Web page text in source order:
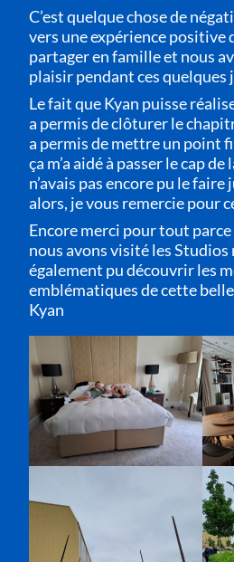
C’est quelque chose de
vers une expérience positive
partager en famille et nous
plaisir pendant ces quelques
Le fait que Kyan puisse
a permis de clôturer le
a permis de mettre un point
ça m’a aidé à passer le cap
n’avais pas encore pu le faire
alors, je vous remercie pour
Encore merci pour tout
nous avons visité les Studios
également pu découvrir les
emblématiques de cette
Kyan